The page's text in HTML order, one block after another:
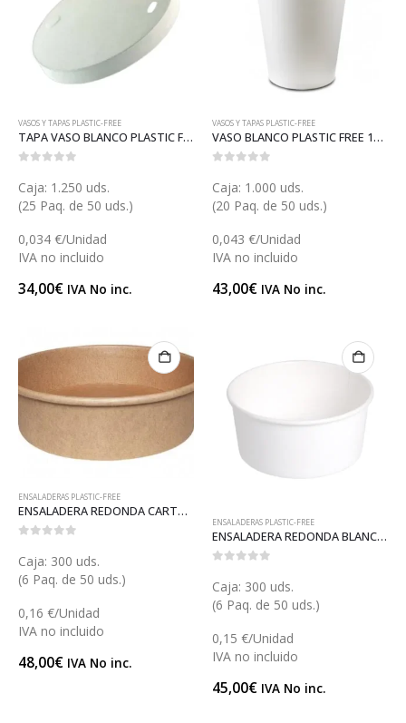
VASOS Y TAPAS PLASTIC-FREE
TAPA VASO BLANCO PLASTIC FREE 195 (V032T-PF)
Caja: 1.250 uds.
(25 Paq. de 50 uds.)
0,034 €/Unidad
IVA no incluido
34,00€ IVA No inc.
VASOS Y TAPAS PLASTIC-FREE
VASO BLANCO PLASTIC FREE 195 (V032B-PF)
Caja: 1.000 uds.
(20 Paq. de 50 uds.)
0,043 €/Unidad
IVA no incluido
43,00€ IVA No inc.
ENSALADERAS PLASTIC-FREE
ENSALADERA REDONDA CARTÓN 500 (E130-PF)
Caja: 300 uds.
(6 Paq. de 50 uds.)
0,16 €/Unidad
IVA no incluido
48,00€ IVA No inc.
ENSALADERAS PLASTIC-FREE
ENSALADERA REDONDA BLANCA CARTÓN 750 (E132B)
Caja: 300 uds.
(6 Paq. de 50 uds.)
0,15 €/Unidad
IVA no incluido
45,00€ IVA No inc.